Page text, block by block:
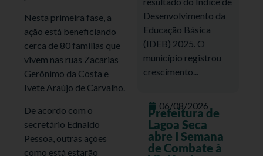
Nesta primeira fase, a
ação está beneficiando
cerca de 80 famílias que
vivem nas ruas Zacarias
Gerônimo da Costa e
Ivete Araújo de Carvalho.
De acordo com o
secretário Ednaldo
Pessoa, outras ações
como está estarão
Desenvolvimento da
Educação Básica
(IDEB) 2025. O
município registrou
crescimento...
06/08/2026
Prefeitura de
Lagoa Seca
abre I Semana
de Combate à